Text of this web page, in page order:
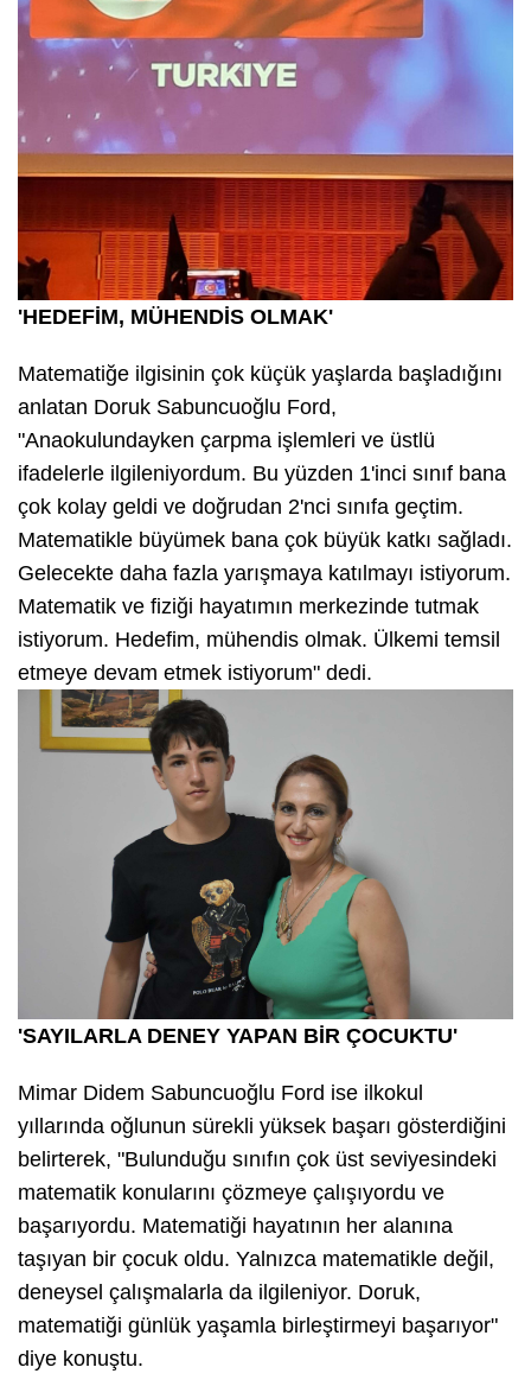
'HEDEFİM, MÜHENDİS OLMAK'
Matematiğe ilgisinin çok küçük yaşlarda başladığını
anlatan Doruk Sabuncuoğlu Ford,
"Anaokulundayken çarpma işlemleri ve üstlü
ifadelerle ilgileniyordum. Bu yüzden 1'inci sınıf bana
çok kolay geldi ve doğrudan 2'nci sınıfa geçtim.
Matematikle büyümek bana çok büyük katkı sağladı.
Gelecekte daha fazla yarışmaya katılmayı istiyorum.
Matematik ve fiziği hayatımın merkezinde tutmak
istiyorum. Hedefim, mühendis olmak. Ülkemi temsil
etmeye devam etmek istiyorum" dedi.
'SAYILARLA DENEY YAPAN BİR ÇOCUKTU'
Mimar Didem Sabuncuoğlu Ford ise ilkokul
yıllarında oğlunun sürekli yüksek başarı gösterdiğini
belirterek, "Bulunduğu sınıfın çok üst seviyesindeki
matematik konularını çözmeye çalışıyordu ve
başarıyordu. Matematiği hayatının her alanına
taşıyan bir çocuk oldu. Yalnızca matematikle değil,
deneysel çalışmalarla da ilgileniyor. Doruk,
matematiği günlük yaşamla birleştirmeyi başarıyor"
diye konuştu.